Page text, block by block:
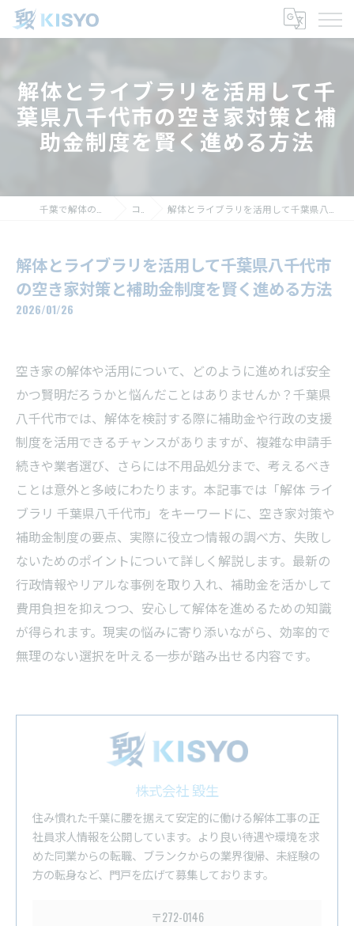
解体とライブラリを活用して千
葉県八千代市の空き家対策と補
助金制度を賢く進める方法
コラム 解体とライブラリを活用して千葉県八千代市の空き家対策と補助金制度を賢く進める方法
解体とライブラリを活用して千葉県八千代市
の空き家対策と補助金制度を賢く進める方法
2026/01/26
空き家の解体や活用について、どのように進めれば安全
かつ賢明だろうかと悩んだことはありませんか？千葉県
八千代市では、解体を検討する際に補助金や行政の支援
制度を活用できるチャンスがありますが、複雑な申請手
続きや業者選び、さらには不用品処分まで、考えるべき
ことは意外と多岐にわたります。本記事では「解体 ライ
ブラリ 千葉県八千代市」をキーワードに、空き家対策や
補助金制度の要点、実際に役立つ情報の調べ方、失敗し
ないためのポイントについて詳しく解説します。最新の
行政情報やリアルな事例を取り入れ、補助金を活かして
費用負担を抑えつつ、安心して解体を進めるための知識
が得られます。現実の悩みに寄り添いながら、効率的で
無理のない選択を叶える一歩が踏み出せる内容です。
株式会社 毀生
住み慣れた千葉に腰を据えて安定的に働ける解体工事の正
社員求人情報を公開しています。より良い待遇や環境を求
めた同業からの転職、ブランクからの業界復帰、未経験の
方の転身など、門戸を広げて募集しております。
〒272-0146